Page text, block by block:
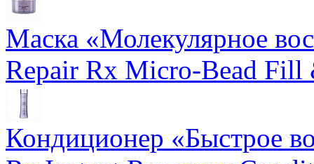
Маска «Молекулярное
Repair Rx Micro-Bead Fill
Кондиционер «Быстрое